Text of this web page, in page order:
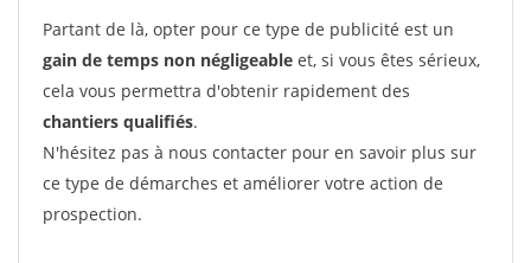
Partant de là, opter pour ce type de publicité est un
gain de temps non négligeable et, si vous êtes sérieux,
cela vous permettra d'obtenir rapidement des
chantiers qualifiés.
N'hésitez pas à nous contacter pour en savoir plus sur
ce type de démarches et améliorer votre action de
prospection.